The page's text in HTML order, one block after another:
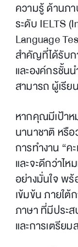
ความรู้ ด้านภ
ระดับ IELTS
Language
สำคัญที่ได้รับ
และองค์กรชั้น
สามารถ ผู้เรีย
หากคุณมีเป้าห
นานาชาติ หรื
การทำงาน “
และจะดีกว่าไ
อย่างมั่นใจ พ
เข้มข้น ภายใต้
ภาษา ที่มีประ
และการเตรีย